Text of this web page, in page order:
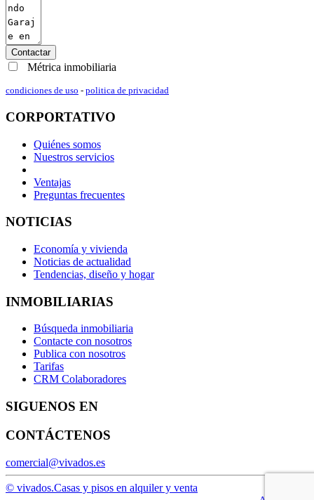
Contactar
Métrica inmobiliaria
condiciones de uso - politica de privacidad
CORPORTATIVO
Quiénes somos
Nuestros servicios
Ventajas
Preguntas frecuentes
NOTICIAS
Economía y vivienda
Noticias de actualidad
Tendencias, diseño y hogar
INMOBILIARIAS
Búsqueda inmobiliaria
Contacte con nosotros
Publica con nosotros
Tarifas
CRM Colaboradores
SIGUENOS EN
CONTÁCTENOS
comercial@vivados.es
© vivados.Casas y pisos en alquiler y venta